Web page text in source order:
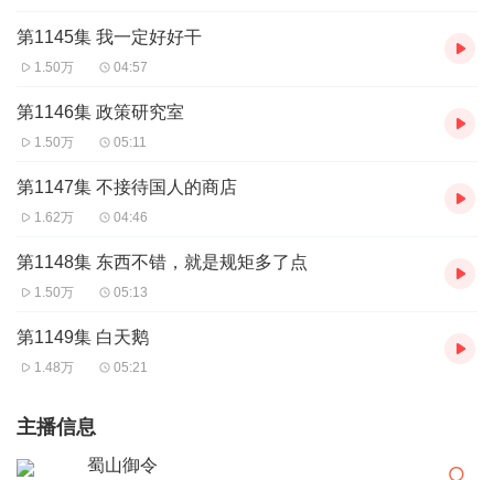
第1145集 我一定好好干
1.50万 04:57
第1146集 政策研究室
1.50万 05:11
第1147集 不接待国人的商店
1.62万 04:46
第1148集 东西不错，就是规矩多了点
1.50万 05:13
第1149集 白天鹅
1.48万 05:21
主播信息
蜀山御令